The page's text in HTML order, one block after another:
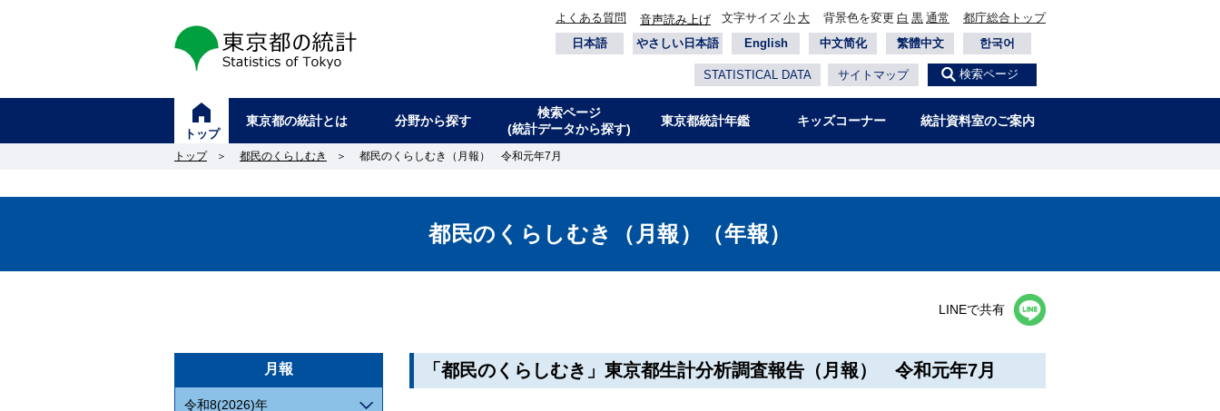
東京都の統計
よくある質問 音声読み上げ 文字サイズ 小 大 背景色を変更 白 黒 通常
都庁総合トップ
日本語
やさしい日本語 English 中文简化 繁體中文 한국어
STATISTICAL DATA サイトマップ 検索ページ
トップ
東京都の統計とは 分野から探す
検索ページ
(統計データから探す)
東京都統計年鑑 キッズコーナー 統計資料室のご案内
トップ ＞ 都民のくらしむき ＞ 都民のくらしむき（月報） 令和元年7月
都民のくらしむき（月報）（年報）
LINEで共有
月報
令和8(2026)年
「都民のくらしむき」東京都生計分析調査報告（月報） 令和元年7月